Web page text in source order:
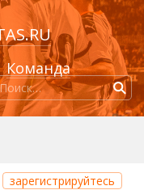
Команда
зарегистрируйтесь